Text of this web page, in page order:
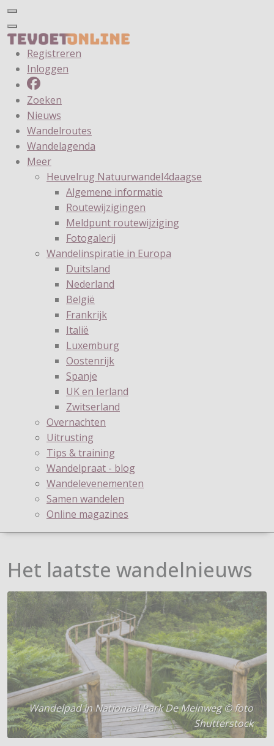
Registreren
Inloggen
Zoeken
Nieuws
Wandelroutes
Wandelagenda
Meer
Heuvelrug Natuurwandel4daagse
Algemene informatie
Routewijzigingen
Meldpunt routewijziging
Fotogalerij
Wandelinspiratie in Europa
Duitsland
Nederland
België
Frankrijk
Italië
Luxemburg
Oostenrijk
Spanje
UK en Ierland
Zwitserland
Overnachten
Uitrusting
Tips & training
Wandelpraat - blog
Wandelevenementen
Samen wandelen
Online magazines
Het laatste wandelnieuws
Wandelpad in Nationaal Park De Meinweg © foto
Shutterstock